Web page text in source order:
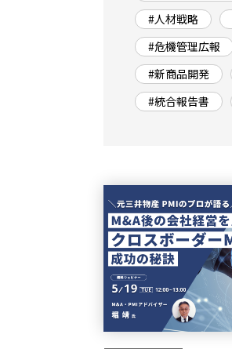
#人材戦略
#危機管理広報
#新商品開発
#統合報告書